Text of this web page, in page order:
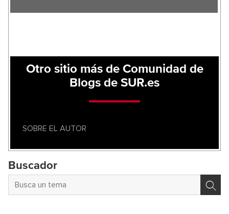
Otro sitio más de Comunidad de
Blogs de SUR.es
SOBRE EL AUTOR
Buscador